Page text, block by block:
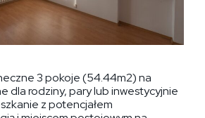
3 pokoje (54.44m2) na
dla rodziny, pary lub inwestycyjnie
z potencjałem